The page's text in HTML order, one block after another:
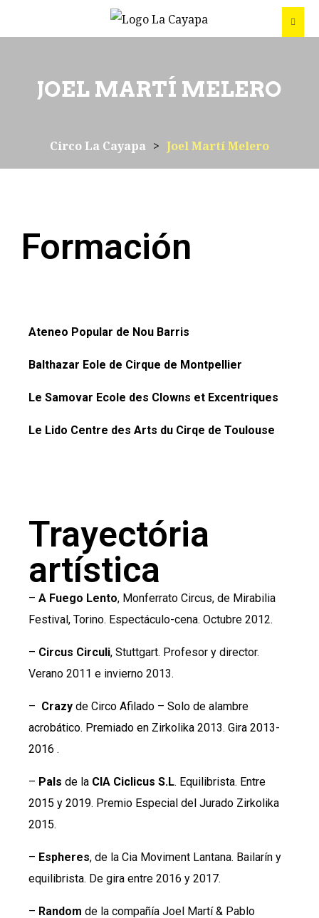
JOEL MARTÍ MELERO
Circo La Cayapa > Joel Martí Melero
Formación
Ateneo Popular de Nou Barris
Balthazar Eole de Cirque de Montpellier
Le Samovar Ecole des Clowns et Excentriques
Le Lido Centre des Arts du Cirqe de Toulouse
Trayectória
artística
– A Fuego Lento, Monferrato Circus, de Mirabilia
Festival, Torino. Espectáculo-cena. Octubre 2012.
– Circus Circuli, Stuttgart. Profesor y director.
Verano 2011 e invierno 2013.
– Crazy de Circo Afilado – Solo de alambre
acrobático. Premiado en Zirkolika 2013. Gira 2013-
2016 .
– Pals de la CIA Ciclicus S.L. Equilibrista. Entre
2015 y 2019. Premio Especial del Jurado Zirkolika
2015.
– Espheres, de la Cia Moviment Lantana. Bailarín y
equilibrista. De gira entre 2016 y 2017.
– Random de la compañía Joel Martí & Pablo